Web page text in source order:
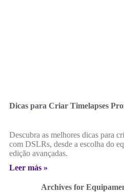
Dicas para Criar Timelapses
Descubra as melhores dicas para
com DSLRs, desde a escolha do
edição avançadas.
Leer más »
Archives for